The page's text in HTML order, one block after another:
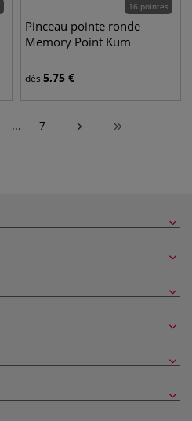
16 pointes
Pinceau pointe ronde
Memory Point Kum
dès 5,75 €
... 7